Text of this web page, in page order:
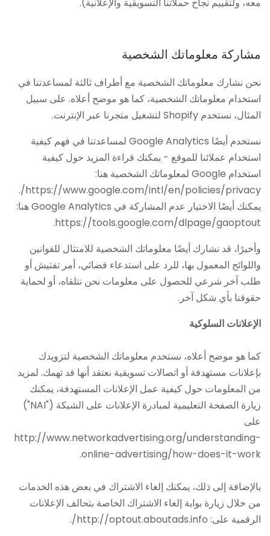
مشاركة معلوماتك الشخصية
نحن نشارك معلوماتك الشخصية مع أطراف ثالثة لمساعدتنا في
استخدام معلوماتك الشخصية، كما هو موضح أعلاه. على سبيل
المثال، نستخدم Shopify لتشغيل متجرنا عبر الإنترنت.
نستخدم أيضًا Google Analytics لمساعدتنا في فهم كيفية
استخدام عملائنا للموقع - يمكنك قراءة المزيد حول كيفية
استخدام Google لمعلوماتك الشخصية هنا:
https://www.google.com/intl/en/policies/privacy/.
يمكنك أيضًا الاختيار عدم المشاركة في Google Analytics هنا:
https://tools.google.com/dlpage/gaoptout.
وأخيرًا، قد نشارك أيضًا معلوماتك الشخصية للامتثال للقوانين
واللوائح المعمول بها، للرد على استدعاء قضائي، أمر تفتيش أو
طلب آخر شرعي للحصول على معلومات نحن نتلقاه، أو لحماية
حقوقنا بأي شكل آخر.
الإعلانات السلوكية
كما هو موضح أعلاه، نستخدم معلوماتك الشخصية لتزويدك
بإعلانات مستهدفة أو اتصالات تسويقية نعتقد أنها قد تهمك. لمزيد
من المعلومات حول كيفية عمل الإعلانات المستهدفة، يمكنك
زيارة الصفحة التعليمية لمبادرة الإعلانات على الشبكة ("NAI")
على
http://www.networkadvertising.org/understanding-
online-advertising/how-does-it-work.
بالإضافة إلى ذلك، يمكنك إلغاء الاشتراك في بعض هذه الخدمات
من خلال زيارة بوابة إلغاء الاشتراك الخاصة بتحالف الإعلانات
الرقمية على: http://optout.aboutads.info/.